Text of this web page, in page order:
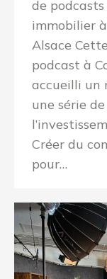
de
immobilier
Alsace
podcast à
accueilli un
une série
Créer du
pour…